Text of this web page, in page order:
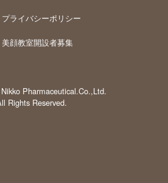
プライバシーポリシー
美顔教室開設者募集
Pharmaceutical.Co.,Ltd.
Rights Reserved.